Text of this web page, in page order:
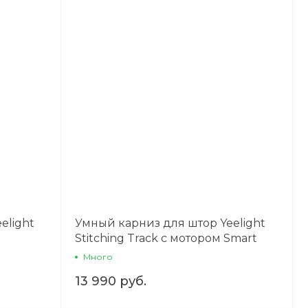
Умный карниз для штор Yeelight
Stitching Track с мотором Smart
Curtain
Много
13 990 руб.